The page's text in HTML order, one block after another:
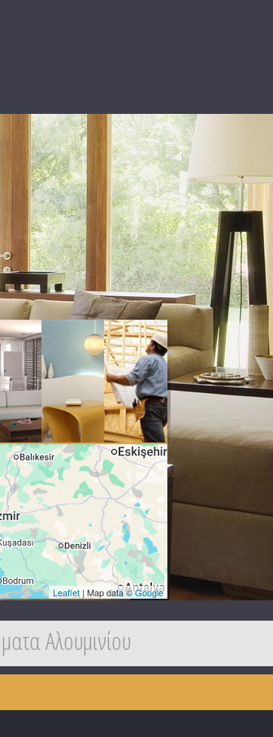
Leaflet | Map data ©Google
Αλουμινίου